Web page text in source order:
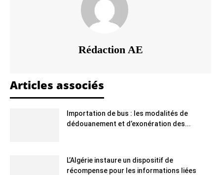
Rédaction AE
Articles associés
Importation de bus : les modalités de
dédouanement et d’exonération des...
L’Algérie instaure un dispositif de
récompense pour les informations liées